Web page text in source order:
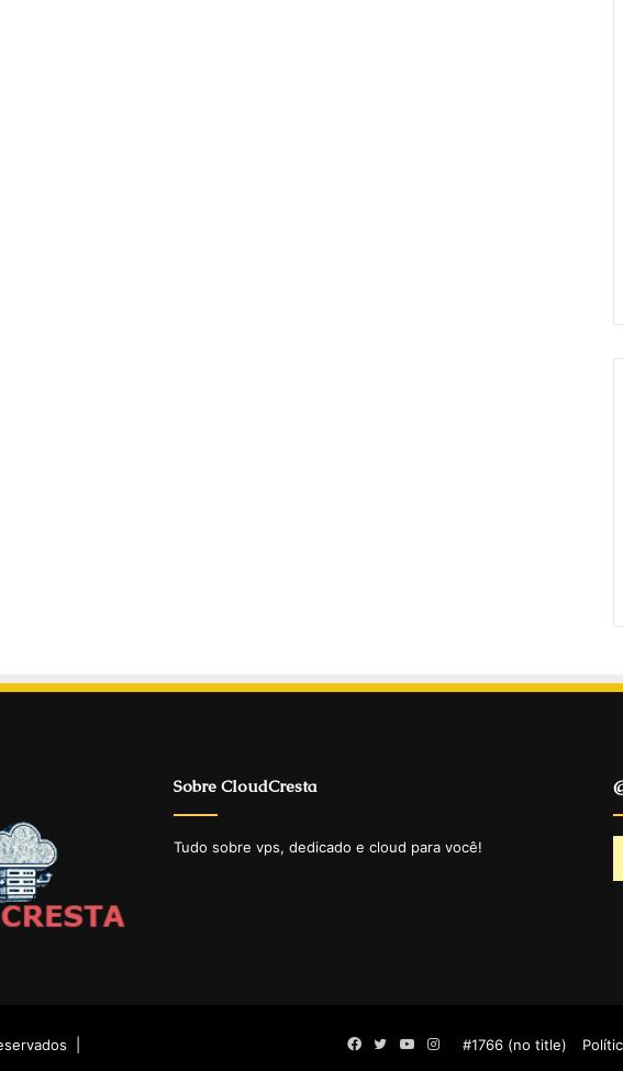
Sobre CloudCresta
Tudo sobre vps, dedicado e cloud para você!
| #1766 (no title)
Facebook
TwitterYouTube
Instagram